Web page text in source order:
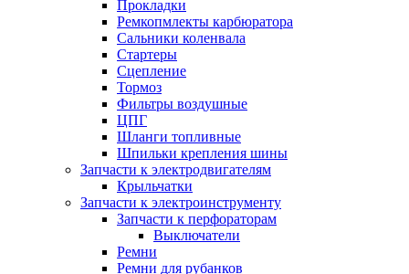
Прокладки
Ремкопмлекты карбюратора
Сальники коленвала
Стартеры
Сцепление
Тормоз
Фильтры воздушные
ЦПГ
Шланги топливные
Шпильки крепления шины
Запчасти к электродвигателям
Крыльчатки
Запчасти к электроинструменту
Запчасти к перфораторам
Выключатели
Ремни
Ремни для рубанков